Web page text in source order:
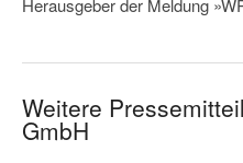
Herausgeber der Meldung
Weitere
GmbH